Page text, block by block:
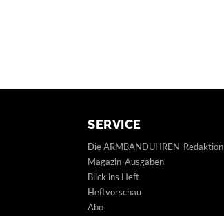
SERVICE
Die ARMBANDUHREN-Redaktion
Magazin-Ausgaben
Blick ins Heft
Heftvorschau
Abo